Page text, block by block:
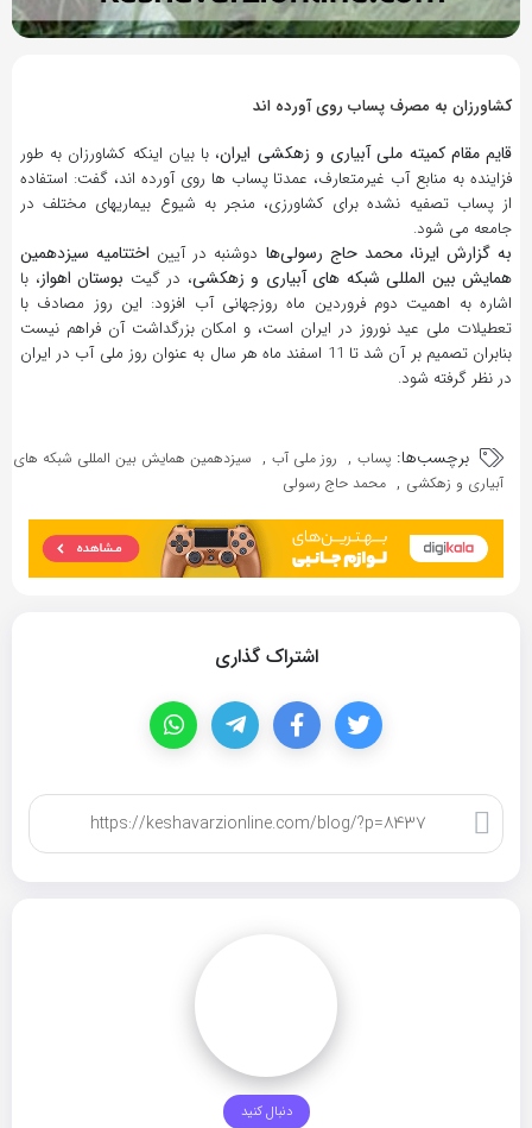
کشاورزان به مصرف پساب روی آورده اند
قایم مقام کمیته ملی آبیاری و زهکشی ایران، با بیان اینکه کشاورزان به طور
فزاینده به منابع آب غیرمتعارف، عمدتا پساب ها روی آورده اند، گفت: استفاده
از پساب تصفیه نشده برای کشاورزی، منجر به شیوع بیماریهای مختلف در
جامعه می شود.
به گزارش ایرنا، محمد حاج رسولی‌ها دوشنبه در آیین اختتامیه سیزدهمین
همایش بین المللی شبکه های آبیاری و زهکشی، در گیت بوستان اهواز، با
اشاره به اهمیت دوم فروردین ماه روزجهانی آب افزود: این روز مصادف با
تعطیلات ملی عید نوروز در ایران است، و امکان بزرگداشت آن فراهم نیست
بنابران تصمیم بر آن شد تا 11 اسفند ماه هر سال به عنوان روز ملی آب در ایران
در نظر گرفته شود.
برچسب‌ها: پساب , روز ملی آب , سیزدهمین همایش بین المللی شبکه های
آبیاری و زهکشی , محمد حاج رسولی
اشتراک گذاری
دنبال کنید